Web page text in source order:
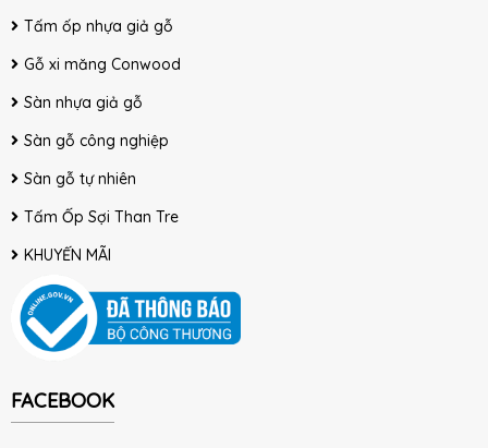
Tấm ốp nhựa giả gỗ
Gỗ xi măng Conwood
Sàn nhựa giả gỗ
Sàn gỗ công nghiệp
Sàn gỗ tự nhiên
Tấm Ốp Sợi Than Tre
KHUYẾN MÃI
FACEBOOK